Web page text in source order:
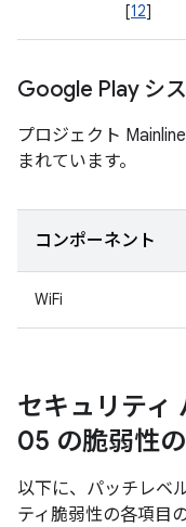
[12]
Google Play シ
プロジェクト
まれています。
コンポーネント
WiFi
セキュリティ
05 の脆弱性
以下に、パッチレベ
ティ脆弱性の各項目